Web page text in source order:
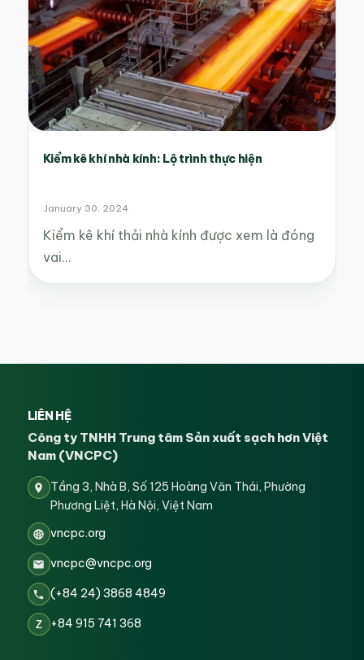
Kiểm kê khí nhà kính: Lộ trình thực hiện
January 30, 2024
Kiểm kê khí thải nhà kính được xem là đóng
vai…
LIÊN HỆ
Công ty TNHH Trung tâm Sản xuất sạch hơn Việt
Nam (VNCPC)
Tầng 3, Nhà B, Số 125 Hoàng Văn Thái, Phường
Phương Liệt, Hà Nội, Việt Nam
vncpc.org
vncpc@vncpc.org
(+84 24) 3868 4849
Z +84 915 741 368